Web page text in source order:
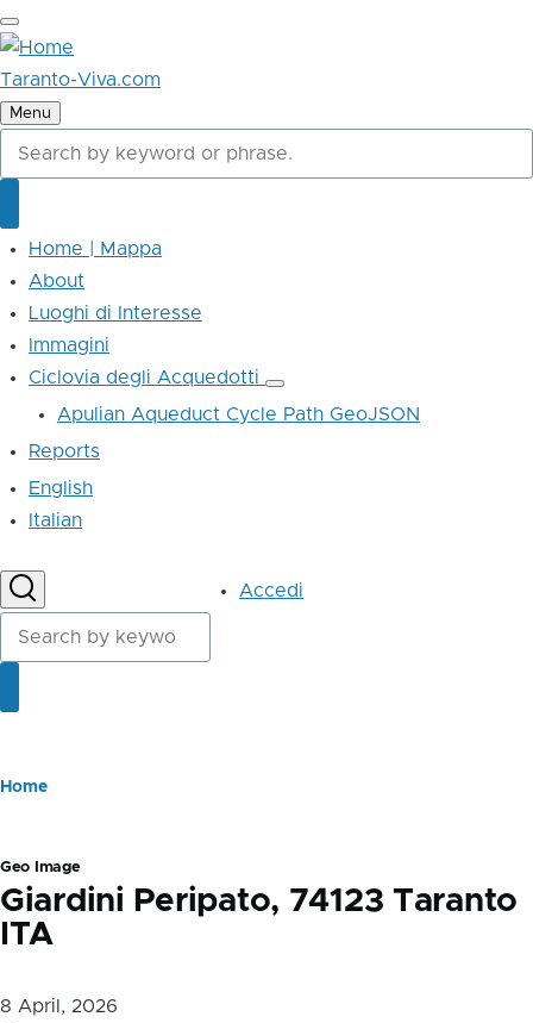
Skip
to
main
content
Taranto-Viva.com
Menu
Cerca
Main
navigation
Home | Mappa
About
Luoghi di Interesse
Immagini
Ciclovia degli Acquedotti
Ciclovia
degli
Acquedotti
Apulian Aqueduct Cycle Path GeoJSON
Reports
English
Italian
Cerca
UserAccedi
Briciole
pane
Home
Geo Image
Giardini Peripato, 74123 Taranto
ITA
8 April, 2026